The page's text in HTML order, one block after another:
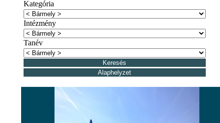
Kategória
Intézmény
Tanév